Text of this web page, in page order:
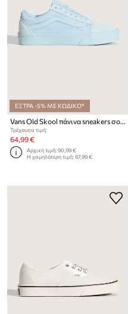
ΕΞΤΡΑ -5% ΜΕ ΚΩΔΙΚΟ*
Vans Old Skool πάνινα sneakers σουέτ
Τρέχουσα τιμή:
64,99 €
Αρχική τιμή:90,99 €
Η χαμηλότερη τιμή:67,99 €